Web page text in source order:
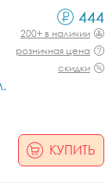
444
200+ в наличии
розничная цена
скидки
КУПИТЬ